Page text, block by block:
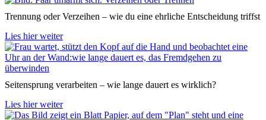
Trennung oder Verzeihen – wie du eine ehrliche Entscheidung triffst
Lies hier weiter
Seitensprung verarbeiten – wie lange dauert es wirklich?
Lies hier weiter